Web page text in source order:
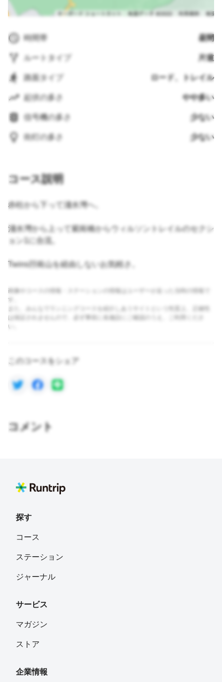
時間帯 昼間
ルートタイプ 片道
路面タイプ ロード、トレイル
起伏の多さ やや多い
信号機の多さ 少ない
街灯の多さ 少ない
コース説明
赤柱から下って淺水灣へ。
淺水灣から上って紫崗橋からウィルソントレイルのセクシ
ョン1に合流。
Twins孖崗山を経由しないお気軽さ。
画像やコースの情報・ステーションの情報はユーザーが走った当時の情報で
す。
また、みんなでランニングコースを紹介しあうサイトという性質上、正確性
は保証されませんので、必ず事前に各施設にご確認のうえ、ご利用くださ
い。
このコースをシェア
コメント
探す
コース
ステーション
ジャーナル
サービス
マガジン
ストア
企業情報